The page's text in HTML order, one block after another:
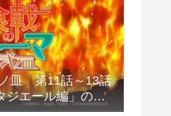
皿 第11話～13話
ジエール編」の感